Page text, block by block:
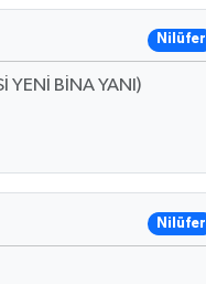
Nilüfer
YENİ BİNA YANI)
Nilüfer